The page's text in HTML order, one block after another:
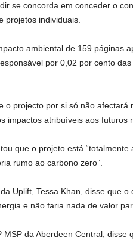
se concorda em conceder o
projetos individuais.
ambiental de 159 páginas
por 0,02 por cento
o projecto por si só não
impactos atribuíveis aos futuros
que o projeto está
rumo ao carbono zero”.
Uplift, Tessa Khan, disse que
e não faria nada de valor
MSP da Aberdeen Central, disse